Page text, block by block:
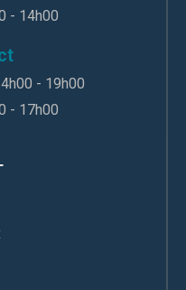
- 14h00
- 19h00
- 17h00